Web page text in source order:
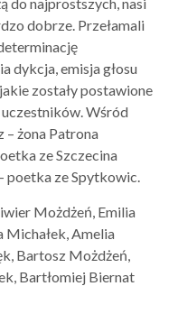
dobrze. Przełamali
dykcja, emisja głosu
zostały postawione
uczestników. Wśród
– żona Patrona
ze Szczecina
poetka ze Spytkowic.
Możdżeń, Emilia
Amelia
Bartosz Możdżeń,
Bartłomiej Biernat